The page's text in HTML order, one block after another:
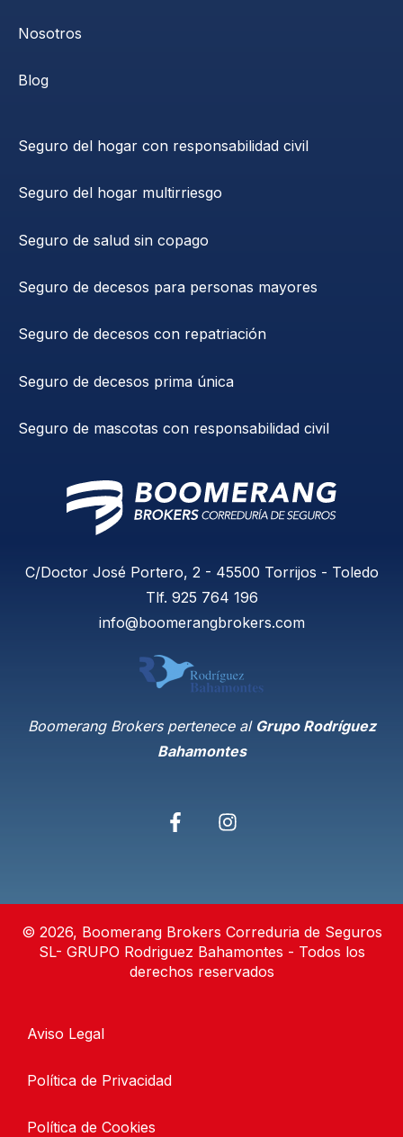
Nosotros
Blog
Seguro del hogar con responsabilidad civil
Seguro del hogar multirriesgo
Seguro de salud sin copago
Seguro de decesos para personas mayores
Seguro de decesos con repatriación
Seguro de decesos prima única
Seguro de mascotas con responsabilidad civil
C/Doctor José Portero, 2 - 45500 Torrijos - Toledo
Tlf. 925 764 196
info@boomerangbrokers.com
Boomerang Brokers pertenece al Grupo Rodríguez
Bahamontes
© 2026, Boomerang Brokers Correduria de Seguros
SL- GRUPO Rodriguez Bahamontes - Todos los
derechos reservados
Aviso Legal
Política de Privacidad
Política de Cookies